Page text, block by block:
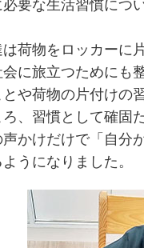
必要な生活習慣につ
荷物をロッカーに
会に旅立つためにも
や荷物の片付けの
、習慣として確固
かけだけで「自分
うになりました。